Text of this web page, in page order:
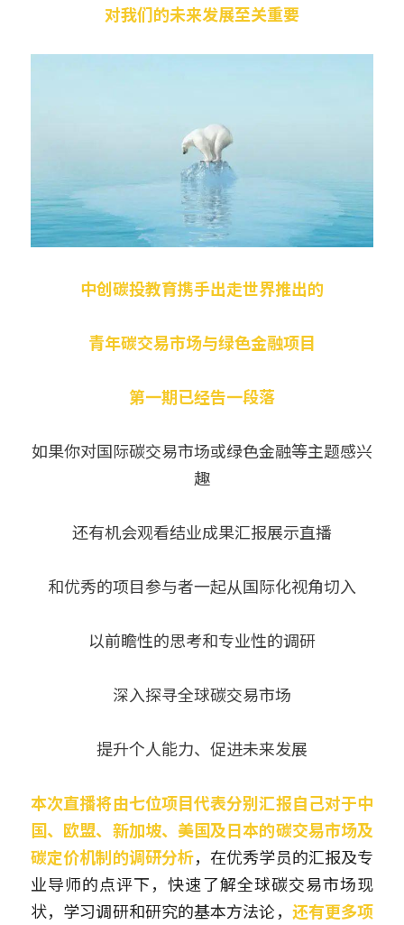
对我们的未来发展至关重要
中创碳投教育携手出走世界推出的
青年碳交易市场与绿色金融项目
第一期已经告一段落
如果你对国际碳交易市场或绿色金融等主题感兴
趣
还有机会观看结业成果汇报展示直播
和优秀的项目参与者一起从国际化视角切入
以前瞻性的思考和专业性的调研
深入探寻全球碳交易市场
提升个人能力、促进未来发展
本次直播将由七位项目代表分别汇报自己对于中
国、欧盟、新加坡、美国及日本的碳交易市场及
碳定价机制的调研分析，在优秀学员的汇报及专
业导师的点评下，快速了解全球碳交易市场现
状，学习调研和研究的基本方法论， 还有更多项